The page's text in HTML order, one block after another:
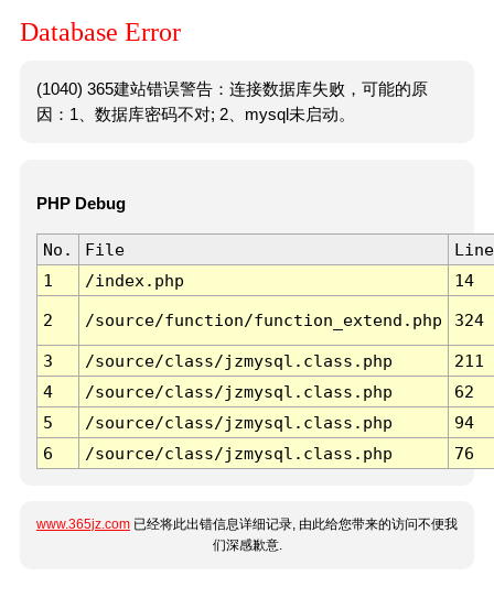
Database Error
(1040) 365建站错误警告：连接数据库失败，可能的原
因：1、数据库密码不对; 2、mysql未启动。
PHP Debug
No. File
Line
1
/index.php 14
2 /source/function/function_extend.php 324
3 /source/class/jzmysql.class.php
211
4
/source/class/jzmysql.class.php
62
5
/source/class/jzmysql.class.php
94
6
/source/class/jzmysql.class.php 76
www.365jz.com 已经将此出错信息详细记录, 由此给您带来的访问不便我
们深感歉意.